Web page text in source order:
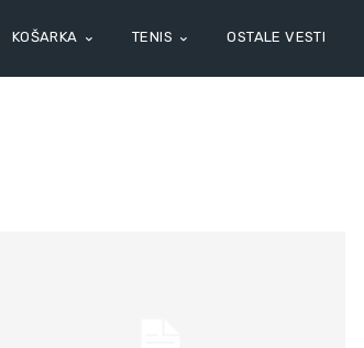
KOŠARKA TENIS OSTALE VESTI